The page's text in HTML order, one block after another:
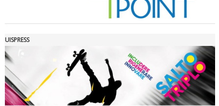
Luglio 2026: "Pensando con i piedi, si possono fare le
rivoluzioni"
UISPRESS